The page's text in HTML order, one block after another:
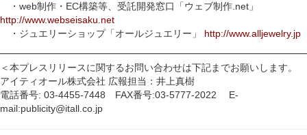
・web制作・EC構築等、受託開発窓口「ウェブ制作.net」
http://www.webseisaku.net
・ジュエリーショップ「オールジュエリー」 http://www.alljewelry.jp
＜本プレスリリースに関するお問い合わせは下記までお願いします。
アイティオール株式会社 広報担当：井上真樹
電話番号: 03-4455-7448 FAX番号:03-5777-2022 E-
mail:publicity@itall.co.jp